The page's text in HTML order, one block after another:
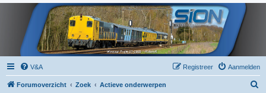
V&A Aanmelden
Registreer
Forumoverzicht Zoek Actieve onderwerpen